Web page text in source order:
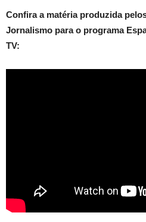
Confira a matéria produzida
Jornalismo para o programa
TV: